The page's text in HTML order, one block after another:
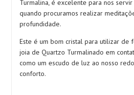
Turmalina, é excelente para nos
quando procuramos realizar
profundidade.
Este é um bom cristal para utilizar de
joia de Quartzo Turmalinado em
como um escudo de luz ao nosso
conforto.